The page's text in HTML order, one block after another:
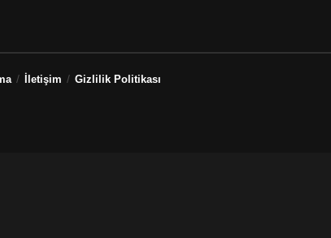
İletişim Gizlilik Politikası